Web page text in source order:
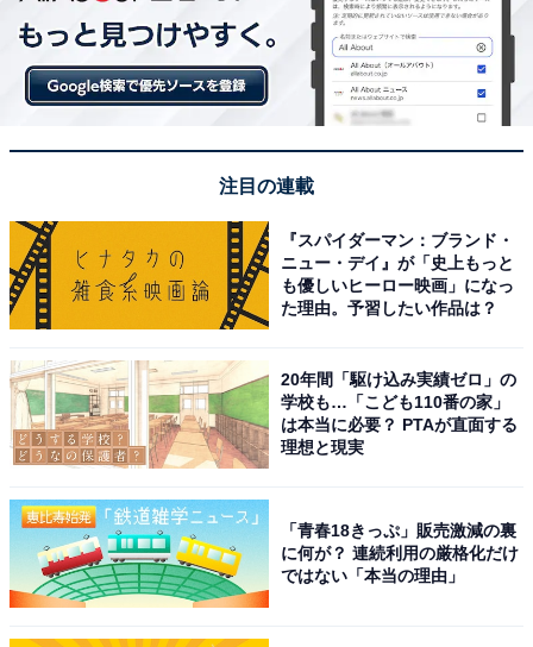
注目の連載
『スパイダーマン：ブランド・
ニュー・デイ』が「史上もっと
も優しいヒーロー映画」になっ
た理由。予習したい作品は？
20年間「駆け込み実績ゼロ」の
学校も…「こども110番の家」
は本当に必要？ PTAが直面する
理想と現実
「青春18きっぷ」販売激減の裏
に何が？ 連続利用の厳格化だけ
ではない「本当の理由」